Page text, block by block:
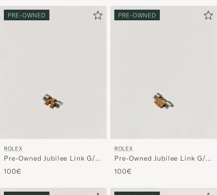
PRE-OWNED
ROLEX
Pre-Owned Jubilee Link G/S
20mm 4/5 ref
100€
PRE-OWNED
ROLEX
Pre-Owned Jubilee Link G/S
20mm 4/5 ref
100€